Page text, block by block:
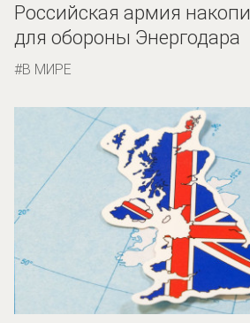
Российская армия
для обороны Энергодара
В МИРЕ